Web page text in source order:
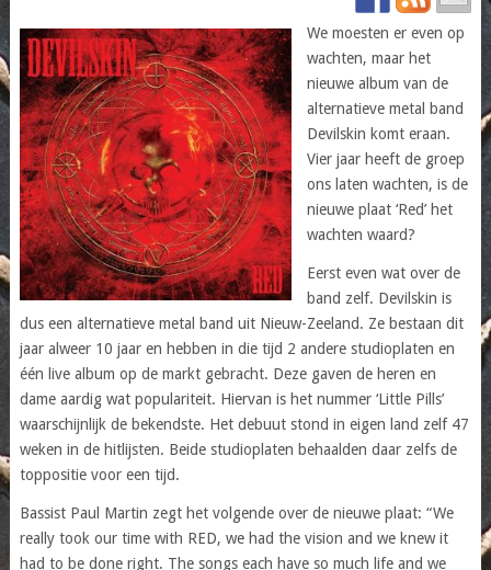
We moesten er even op
wachten, maar het
nieuwe album van de
alternatieve metal band
Devilskin komt eraan.
Vier jaar heeft de groep
ons laten wachten, is de
nieuwe plaat ‘Red’ het
wachten waard?
Eerst even wat over de
band zelf. Devilskin is
dus een alternatieve metal band uit Nieuw-Zeeland. Ze bestaan dit
jaar alweer 10 jaar en hebben in die tijd 2 andere studioplaten en
één live album op de markt gebracht. Deze gaven de heren en
dame aardig wat populariteit. Hiervan is het nummer ‘Little Pills’
waarschijnlijk de bekendste. Het debuut stond in eigen land zelf 47
weken in de hitlijsten. Beide studioplaten behaalden daar zelfs de
toppositie voor een tijd.
Bassist Paul Martin zegt het volgende over de nieuwe plaat: “We
really took our time with RED, we had the vision and we knew it
had to be done right. The songs each have so much life and we